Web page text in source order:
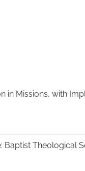
in Missions, with
Baptist Theological